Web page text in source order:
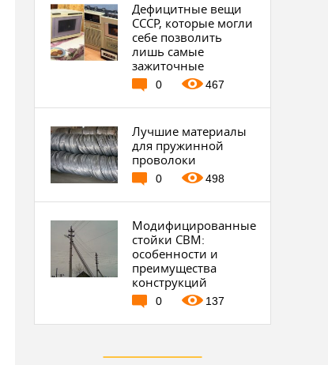
Дефицитные вещи
СССР, которые могли
себе позволить
лишь самые
зажиточные
0 467
Лучшие материалы
для пружинной
проволоки
0 498
Модифицированные
стойки СВМ:
особенности и
преимущества
конструкций
0 137